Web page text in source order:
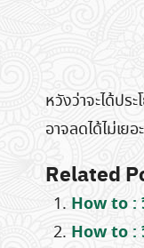
หวังว่าจะได้ปร
อาจลดได้ไม่เย
Related
How to :
How to :